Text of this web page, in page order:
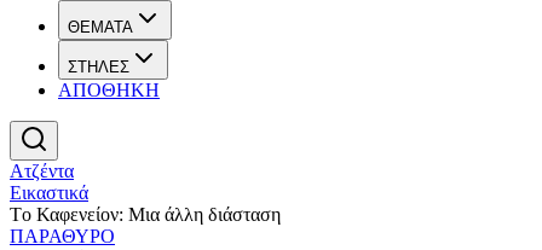
ΘΕΜΑΤΑ
ΣΤΗΛΕΣ
ΑΠΟΘΗΚΗ
Ατζέντα
Εικαστικά
Τo Καφενείον: Μια άλλη διάσταση
ΠΑΡΑΘΥΡΟ